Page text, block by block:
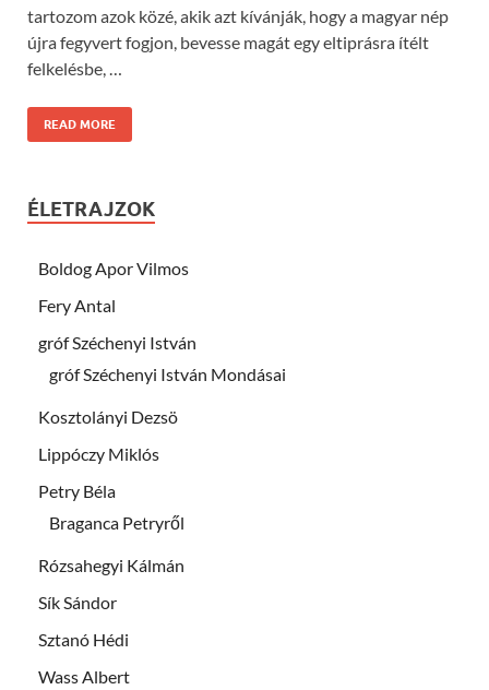
tartozom azok közé, akik azt kívánják, hogy a magyar nép
újra fegyvert fogjon, bevesse magát egy eltiprásra ítélt
felkelésbe, …
READ MORE
ÉLETRAJZOK
Boldog Apor Vilmos
Fery Antal
gróf Széchenyi István
gróf Széchenyi István Mondásai
Kosztolányi Dezsö
Lippóczy Miklós
Petry Béla
Braganca Petryről
Rózsahegyi Kálmán
Sík Sándor
Sztanó Hédi
Wass Albert